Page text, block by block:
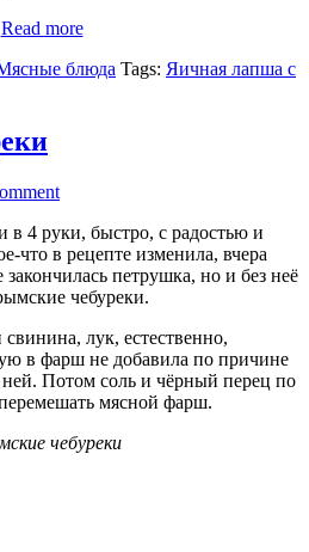
Read more
блюда Tags: Яичная лапша с
в 4 руки, быстро, с радостью и
что в рецепте изменила, вчера
петрушка, но и без неё
чебуреки.
лук, естественно,
в фарш не добавила по причине
ней. Потом соль и чёрный перец по
мясной фарш.
чебуреки